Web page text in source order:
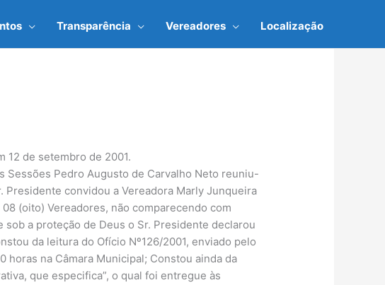
Transparência Vereadores Localização
12 de setembro de 2001.
Sessões Pedro Augusto de Carvalho Neto reuniu-
Presidente convidou a Vereadora Marly Junqueira
(oito) Vereadores, não comparecendo com
a proteção de Deus o Sr. Presidente declarou
da leitura do Ofício Nº126/2001, enviado pelo
horas na Câmara Municipal; Constou ainda da
que especifica”, o qual foi entregue às